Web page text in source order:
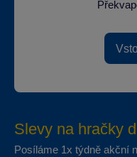
Slevy na hračky
Posíláme 1x týdně akční